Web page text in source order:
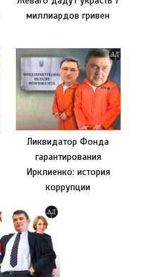
миллиардов гривен
Ликвидатор Фонда
гарантирования
Ирклиенко: история
коррупции